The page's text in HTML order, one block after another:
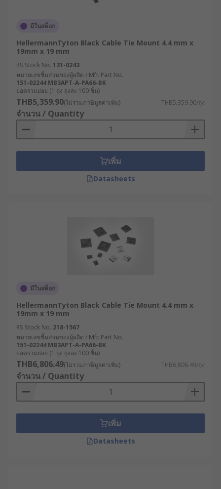
มีในสต็อก
HellermannTyton Black Cable Tie Mount 4.4 mm x
19mm x 19 mm
RS Stock No. 131-0243
หมายเลขชิ้นส่วนของผู้ผลิต / Mfr. Part No.
151-02244 MB3APT-A-PA66-BK
ยอดรวมย่อย (1 ถุง ถุงละ 100 ชิ้น)
THB5,359.90(ไม่รวมภาษีมูลค่าเพิ่ม) THB5,359.90/ถุง
จำนวน / Quantity
เพิ่ม
Datasheets
มีในสต็อก
HellermannTyton Black Cable Tie Mount 4.4 mm x
19mm x 19 mm
RS Stock No. 218-1567
หมายเลขชิ้นส่วนของผู้ผลิต / Mfr. Part No.
151-02244 MB3APT-A-PA66-BK
ยอดรวมย่อย (1 ถุง ถุงละ 100 ชิ้น)
THB6,806.49(ไม่รวมภาษีมูลค่าเพิ่ม) THB6,806.49/ถุง
จำนวน / Quantity
เพิ่ม
Datasheets